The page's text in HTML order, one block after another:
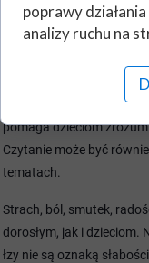
biegania.
4. Rozwój
Książki opowiadają o
pomaga dzieciom
Czytanie może być
tematach.
Strach, ból, smutek,
dorosłym, jak i dzieciom.
łzy nie są oznaką
poprawy
analizy ruchu na